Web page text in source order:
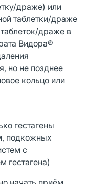
драже) или
таблетки/драже
драже в
Видора®
но не позднее
кольцо или
гестагены
подкожных
с
гестагена)